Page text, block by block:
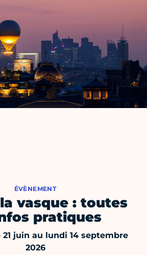
ÉVÈNEMENT
vasque : toutes
pratiques
juin au lundi 14 septembre
2026